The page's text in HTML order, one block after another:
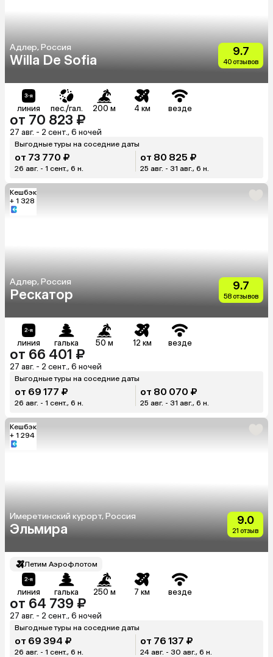
Адлер, Россия
Willa De Sofia
9.7
40 отзывов
линия пес./гал. 200 м 4 км везде
от 70 823 ₽
27 авг. - 2 сент., 6 ночей
Выгодные туры на соседние даты
от 73 770 ₽
26 авг. - 1 сент., 6 н.
от 80 825 ₽
25 авг. - 31 авг., 6 н.
Кешбэк
+ 1 328
Адлер, Россия
Рескатор
9.7
58 отзывов
линия галька 50 м 12 км везде
от 66 401 ₽
27 авг. - 2 сент., 6 ночей
Выгодные туры на соседние даты
от 69 177 ₽
26 авг. - 1 сент., 6 н.
от 80 070 ₽
25 авг. - 31 авг., 6 н.
Кешбэк
+ 1 294
Имеретинский курорт, Россия
Эльмира
9.0
21 отзыв
Летим Аэрофлотом
линия галька 250 м 7 км везде
от 64 739 ₽
27 авг. - 2 сент., 6 ночей
Выгодные туры на соседние даты
от 69 394 ₽
26 авг. - 1 сент., 6 н.
от 76 137 ₽
24 авг. - 30 авг., 6 н.